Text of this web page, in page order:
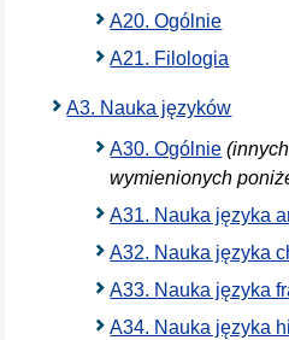
A20. Ogólnie
A21. Filologia
A3. Nauka języków
A30. Ogólnie
wymienionych
A31. Nauka języka
A32. Nauka języka
A33. Nauka języka
A34. Nauka języka